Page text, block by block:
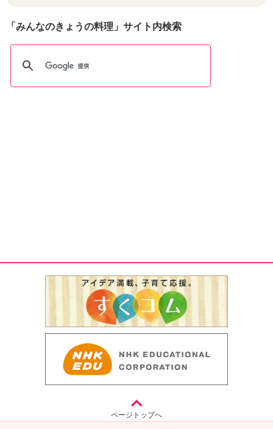
「みんなのきょうの料理」サイト内検索
ページトップへ